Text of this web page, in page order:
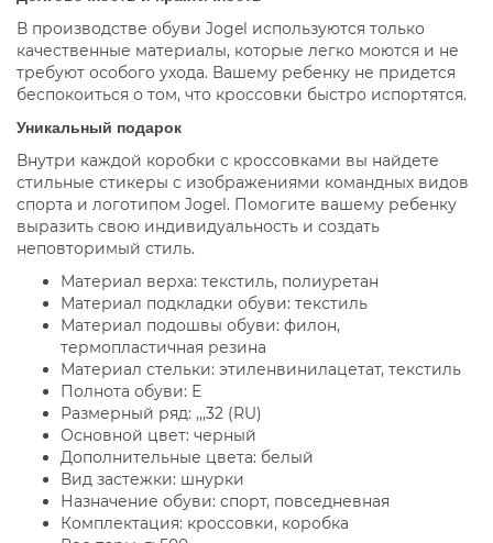
В производстве обуви Jogel используются только
качественные материалы, которые легко моются и не
требуют особого ухода. Вашему ребенку не придется
беспокоиться о том, что кроссовки быстро испортятся.
Уникальный подарок
Внутри каждой коробки с кроссовками вы найдете
стильные стикеры с изображениями командных видов
спорта и логотипом Jogel. Помогите вашему ребенку
выразить свою индивидуальность и создать
неповторимый стиль.
Материал верха: текстиль, полиуретан
Материал подкладки обуви: текстиль
Материал подошвы обуви: филон,
термопластичная резина
Материал стельки: этиленвинилацетат, текстиль
Полнота обуви: Е
Размерный ряд: ,,,32 (RU)
Основной цвет: черный
Дополнительные цвета: белый
Вид застежки: шнурки
Назначение обуви: спорт, повседневная
Комплектация: кроссовки, коробка